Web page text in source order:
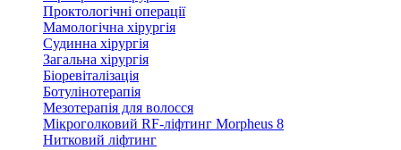
Проктологічні операції
Мамологічна хірургія
Судинна хірургія
Загальна хірургія
Біоревіталізація
Ботулінотерапія
Мезотерапія для волосся
Мікроголковий RF-ліфтинг Morpheus 8
Нитковий ліфтинг